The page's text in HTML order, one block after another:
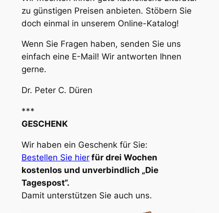
zu günstigen Preisen anbieten. Stöbern Sie
doch einmal in unserem Online-Katalog!
Wenn Sie Fragen haben, senden Sie uns
einfach eine E-Mail! Wir antworten Ihnen
gerne.
Dr. Peter C. Düren
***
GESCHENK
Wir haben ein Geschenk für Sie:
Bestellen Sie hier für drei Wochen
kostenlos und unverbindlich „Die
Tagespost“.
Damit unterstützen Sie auch uns.